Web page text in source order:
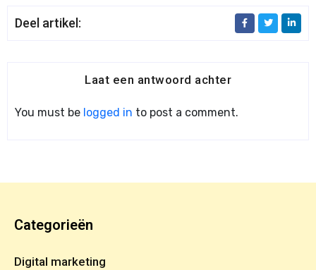
Deel artikel:
Laat een antwoord achter
You must be logged in to post a comment.
Categorieën
Digital marketing